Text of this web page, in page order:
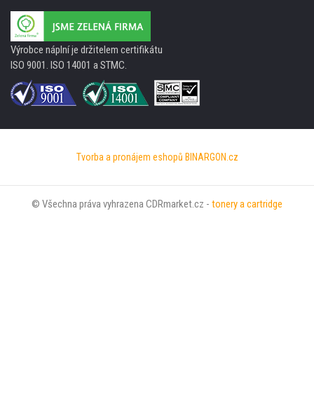
Výrobce náplní je držitelem certifikátu
ISO 9001. ISO 14001 a STMC.
Tvorba a pronájem eshopů BINARGON.cz
© Všechna práva vyhrazena CDRmarket.cz - tonery a cartridge